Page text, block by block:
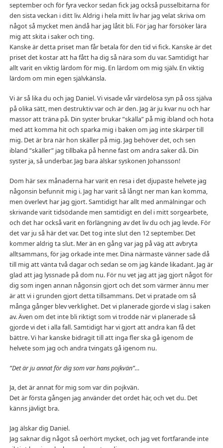
september och för fyra veckor sedan fick jag också pusselbitarna för
den sista veckan i ditt liv. Aldrig i hela mitt liv har jag velat skriva om
något så mycket men ändå har jag låtit bli. För jag har försöker lära
mig att skita i saker och ting.
Kanske är detta priset man får betala för den tid vi fick. Kanske är det
priset det kostar att ha fått ha dig så nära som du var. Samtidigt har
allt varit en viktig lärdom för mig. En lärdom om mig själv. En viktig
lärdom om min egen självkänsla.
Vi är så lika du och jag Daniel. Vi visade vår värdelösa syn på oss själva
på olika sätt, men destruktiv var och är den. Jag är ju kvar nu och har
massor att träna på. Din syster brukar ”skälla” på mig ibland och hota
med att komma hit och sparka mig i baken om jag inte skärper till
mig. Det är bra när hon skäller på mig. Jag behöver det, och sen
ibland ”skäller” jag tillbaka på henne fast om andra saker då. Din
syster ja, så underbar. Jag bara älskar syskonen Johansson!
Dom här sex månaderna har varit en resa i det djupaste helvete jag
någonsin befunnit mig i. Jag har varit så långt ner man kan komma,
men överlevt har jag gjort. Samtidigt har allt med anmälningar och
skrivande varit tidsödande men samtidigt en del i mitt sorgearbete,
och det har också varit en förlängning av det liv du och jag levde. För
det var ju så här det var. Det tog inte slut den 12 september. Det
kommer aldrig ta slut. Mer än en gång var jag på väg att avbryta
alltsammans, för jag orkade inte mer. Dina närmaste vänner sade då
till mig att vänta två dagar och sedan se om jag kände likadant. Jag är
glad att jag lyssnade på dom nu. För nu vet jag att jag gjort något för
dig som ingen annan någonsin gjort och det som värmer ännu mer
är att vi i grunden gjort detta tillsammans. Det vi pratade om så
många gånger blev verklighet. Det vi planerade gjorde vi slag i saken
av. Även om det inte bli riktigt som vi trodde när vi planerade så
gjorde vi det i alla fall. Samtidigt har vi gjort att andra kan få det
bättre. Vi har kanske bidragit till att inga fler ska gå igenom de
helvete som jag och andra tvingats gå igenom nu.
”Det är ju annat för dig som var hans pojkvän”…
Ja, det är annat för mig som var din pojkvän.
Det är första gången jag använder det ordet här, och vet du. Det
känns jävligt bra.
Jag älskar dig Daniel.
Jag saknar dig något så oerhört mycket, och jag vet fortfarande inte